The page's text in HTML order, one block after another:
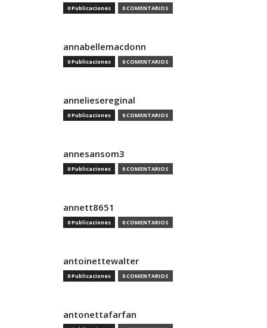
0 Publicaciones 0 COMENTARIOS
annabellemacdonn
0 Publicaciones 0 COMENTARIOS
anneliesereginal
0 Publicaciones 0 COMENTARIOS
annesansom3
0 Publicaciones 0 COMENTARIOS
annett8651
0 Publicaciones 0 COMENTARIOS
antoinettewalter
0 Publicaciones 0 COMENTARIOS
antonettafarfan